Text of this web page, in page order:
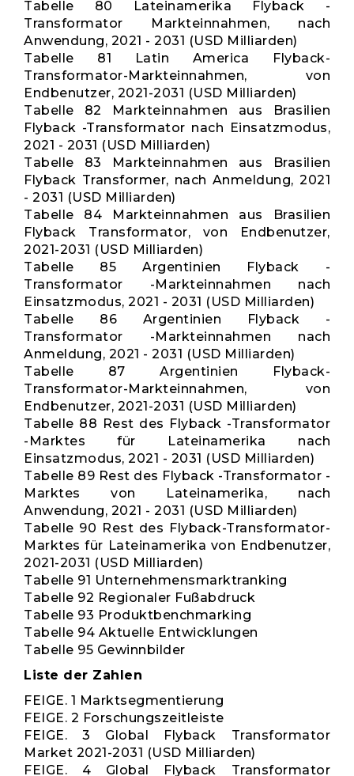
Tabelle 80 Lateinamerika Flyback -
Transformator Markteinnahmen, nach
Anwendung, 2021 - 2031 (USD Milliarden)
Tabelle 81 Latin America Flyback-
Transformator-Markteinnahmen, von
Endbenutzer, 2021-2031 (USD Milliarden)
Tabelle 82 Markteinnahmen aus Brasilien
Flyback -Transformator nach Einsatzmodus,
2021 - 2031 (USD Milliarden)
Tabelle 83 Markteinnahmen aus Brasilien
Flyback Transformer, nach Anmeldung, 2021
- 2031 (USD Milliarden)
Tabelle 84 Markteinnahmen aus Brasilien
Flyback Transformator, von Endbenutzer,
2021-2031 (USD Milliarden)
Tabelle 85 Argentinien Flyback -
Transformator -Markteinnahmen nach
Einsatzmodus, 2021 - 2031 (USD Milliarden)
Tabelle 86 Argentinien Flyback -
Transformator -Markteinnahmen nach
Anmeldung, 2021 - 2031 (USD Milliarden)
Tabelle 87 Argentinien Flyback-
Transformator-Markteinnahmen, von
Endbenutzer, 2021-2031 (USD Milliarden)
Tabelle 88 Rest des Flyback -Transformator
-Marktes für Lateinamerika nach
Einsatzmodus, 2021 - 2031 (USD Milliarden)
Tabelle 89 Rest des Flyback -Transformator -
Marktes von Lateinamerika, nach
Anwendung, 2021 - 2031 (USD Milliarden)
Tabelle 90 Rest des Flyback-Transformator-
Marktes für Lateinamerika von Endbenutzer,
2021-2031 (USD Milliarden)
Tabelle 91 Unternehmensmarktranking
Tabelle 92 Regionaler Fußabdruck
Tabelle 93 Produktbenchmarking
Tabelle 94 Aktuelle Entwicklungen
Tabelle 95 Gewinnbilder
Liste der Zahlen
FEIGE. 1 Marktsegmentierung
FEIGE. 2 Forschungszeitleiste
FEIGE. 3 Global Flyback Transformator
Market 2021-2031 (USD Milliarden)
FEIGE. 4 Global Flyback Transformator